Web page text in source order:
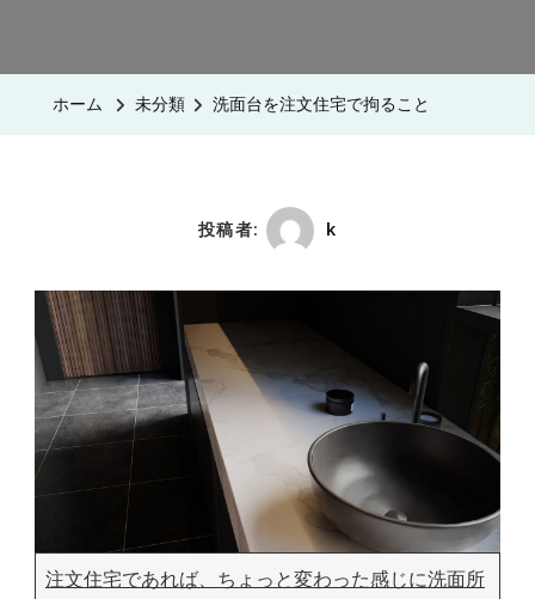
ホーム 未分類 洗面台を注文住宅で拘ること
投稿者: k
注文住宅であれば、ちょっと変わった感じに洗面所